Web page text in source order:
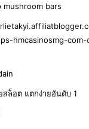
mushroom bars
hmcasinosmg-com-
สล็อต แตกง่ายอันดับ 1